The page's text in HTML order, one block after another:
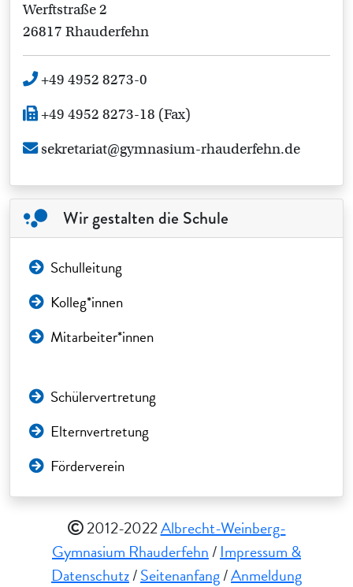
Werftstraße 2
26817 Rhauderfehn
+49 4952 8273-0
+49 4952 8273-18 (Fax)
sekretariat@gymnasium-rhauderfehn.de
Wir gestalten die Schule
Schulleitung
Kolleg*innen
Mitarbeiter*innen
Schülervertretung
Elternvertretung
Förderverein
2012-2022Albrecht-Weinberg-
Gymnasium Rhauderfehn/Impressum &
Datenschutz/Seitenanfang/Anmeldung